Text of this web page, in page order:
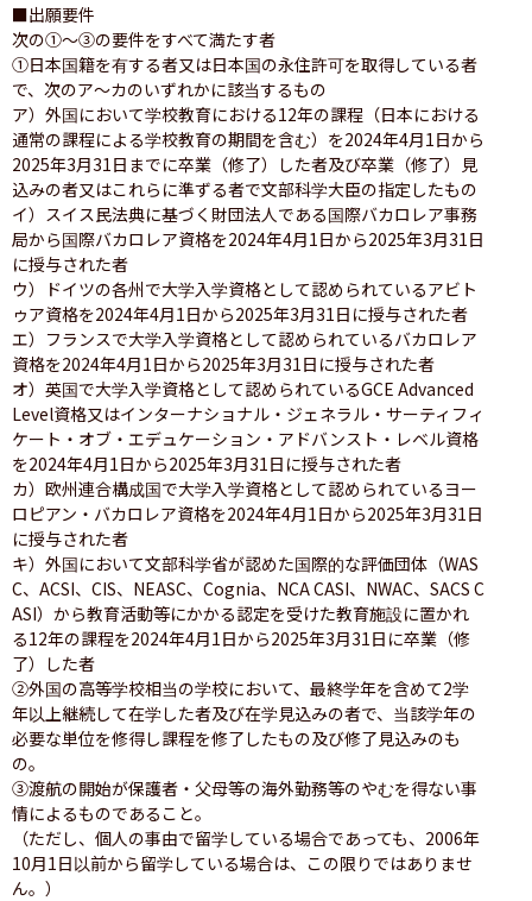
■出願要件
次の①〜③の要件をすべて満たす者
①日本国籍を有する者又は日本国の永住許可を取得している者
で、次のア〜カのいずれかに該当するもの
ア）外国において学校教育における12年の課程（日本における
通常の課程による学校教育の期間を含む）を2024年4月1日から
2025年3月31日までに卒業（修了）した者及び卒業（修了）見
込みの者又はこれらに準ずる者で文部科学大臣の指定したもの
イ）スイス民法典に基づく財団法人である国際バカロレア事務
局から国際バカロレア資格を2024年4月1日から2025年3月31日
に授与された者
ウ）ドイツの各州で大学入学資格として認められているアビト
ゥア資格を2024年4月1日から2025年3月31日に授与された者
エ）フランスで大学入学資格として認められているバカロレア
資格を2024年4月1日から2025年3月31日に授与された者
オ）英国で大学入学資格として認められているGCE Advanced
Level資格又はインターナショナル・ジェネラル・サーティフィ
ケート・オブ・エデュケーション・アドバンスト・レベル資格
を2024年4月1日から2025年3月31日に授与された者
カ）欧州連合構成国で大学入学資格として認められているヨー
ロピアン・バカロレア資格を2024年4月1日から2025年3月31日
に授与された者
キ）外国において文部科学省が認めた国際的な評価団体（WAS
C、ACSI、CIS、NEASC、Cognia、NCA CASI、NWAC、SACS C
ASI）から教育活動等にかかる認定を受けた教育施設に置かれ
る12年の課程を2024年4月1日から2025年3月31日に卒業（修
了）した者
②外国の高等学校相当の学校において、最終学年を含めて2学
年以上継続して在学した者及び在学見込みの者で、当該学年の
必要な単位を修得し課程を修了したもの及び修了見込みのも
の。
③渡航の開始が保護者・父母等の海外勤務等のやむを得ない事
情によるものであること。
（ただし、個人の事由で留学している場合であっても、2006年
10月1日以前から留学している場合は、この限りではありませ
ん。）